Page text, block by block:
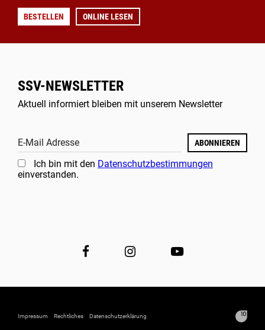
BESTELLEN ONLINE LESEN
SSV-NEWSLETTER
Aktuell informiert bleiben mit unserem Newsletter
E-Mail Adresse ABONNIEREN
Ich bin mit den Datenschutzbestimmungen
einverstanden.
Impressum Rechtliches Datenschutzerklärung